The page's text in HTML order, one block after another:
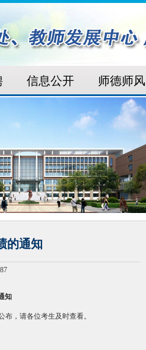
信息公开 师德师风
的通知
知
，请各位考生及时查看。